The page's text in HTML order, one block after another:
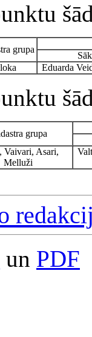
grupa
Eduarda
grupa
Vaivari, Asari,
Melluži
un PDF